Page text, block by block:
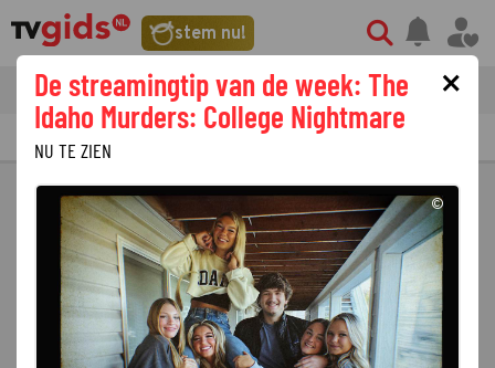
stem nu!
tvgids streaming nieuws
PRIMETIME GEMIST
×
De streamingtip van de week: The
Idaho Murders: College Nightmare
NU TE ZIEN
©